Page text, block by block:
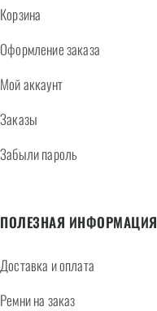
Корзина
Оформление заказа
Мой аккаунт
Заказы
Забыли пароль
ПОЛЕЗНАЯ ИНФОРМАЦИЯ
Доставка и оплата
Ремни на заказ